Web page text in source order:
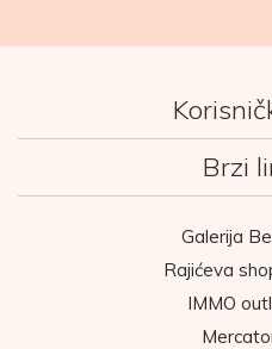
Brzi
Galerija
Rajićeva
IMMO